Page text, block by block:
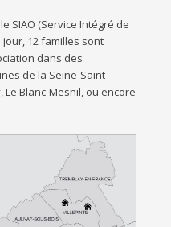
SIAO (Service Intégré de
jour, 12 familles sont
dans des
de la Seine-Saint-
Blanc-Mesnil, ou encore